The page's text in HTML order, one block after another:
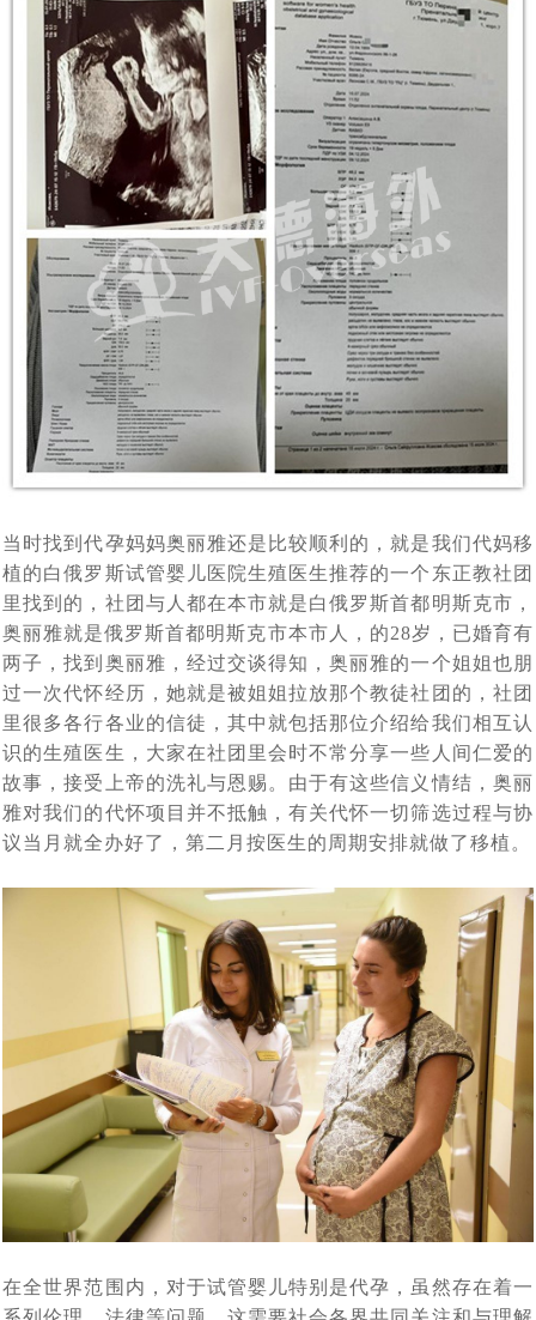
[2024-04-08]
管婴儿一对常女士夫妇成功怀孕了 [2024-04-01]
刚刚检查显示胎儿已经三个月了，这对“夫妻”赴俄罗斯试
管助孕，男士在找卵妹借卵，女士找精卵银行借精
03-25]
又有一波夫妻要赴俄罗斯做试管婴儿了，他们已经抵达了
莫斯科在做促排卵 [2024-03-18]
20多岁的小夫妻，国内试管婴儿移植5未着床，如果是你
该如何应对 [2024-03-13]
陕西姑娘与南京小伙赴俄罗斯自卵代孕上周已经完成取
卵，取12枚卵子，9枚成熟 ，期待后续胚胎培育结果
[2024-03-06]
今天收到白俄罗斯方面妊娠成功消息，又有一对90后南京
夫妇在俄罗斯做试管婴儿再到白俄罗斯找代妈做代孕，终究
怀上了 [2024-02-19]
北京青年与西安姑娘跨越三国、行程万里试管求子，没有
什么能挡住我们为人父母的梦想_白俄罗斯代孕 [2024-01-
29]
单身人群赴白俄罗斯代孕求子现状：买张机票就出发签证
都不用办_国外出生的孩子回出国上户口这样办 [2024-01-
外国人赴白俄罗斯代孕现状：法律是支持的，民众也是有
误解的 [2024-01-05]
莫斯科试管婴儿医院排名_在莫斯科的俄罗斯试管婴儿医
院家更靠谱 [2023-12-14]
白俄罗斯有启动免费预算体外受精计划，赴白俄罗斯做试
管婴儿或能省不少钱 [2023-12-11]
赴俄罗斯试管婴儿助孕的女性群体启动互帮模式：你帮我
挑代妈，我帮你看卵妹 [2023-11-17]
2023年中俄两国在加强经济贸易合作，同时还在医疗方面
签署医学领域合作意向书 [2023-11-02]
2023年11月10日正式落实中哈免签政策，为中国有赴海
的现象，生殖医生介绍说正常现象 [2023-10-09]
43年北京职场达人执着生育，带着父母一家三口二次赴俄
罗斯试管婴儿促排，开启单身求子之旅 [2023-09-25]
中国单身女性赴俄罗斯做试管婴儿单身求子：可以不要老
公，孩子得要一个 [2023-09-06]
做试管婴儿给我们带来了什么?45岁失独妈妈做俄罗斯试
管婴儿终好孕 [2023-07-12]
从千分之五到79.3%的活产率，俄罗斯第三代试管婴儿科
技助力实现双胞胎梦想 [2023-07-07]
我国已有100多万个“失独”家庭，俄罗斯代孕与试管婴儿合
力助孕生子抚慰失独之家 [2023-06-29]
格鲁吉亚格鲁吉亚总理提出禁止给外国人代孕，试管婴儿
技术备受关注 [2023-06-21]
北京姚女士夫妇带父赴俄罗斯做试管婴儿，一起见证解冻
3年前冻卵，冻卵16颗，解冻15颗，成功配成12颗 [2023-
06-13]
2023全球生育率均趋持续下跌态势，新的生育方式崛起
——试管婴儿与第三方代怀助您成功抱娃！ [2023-06-07]
改变命运！AMH仅为0.18的卵巢早衰女性，在俄罗斯试管
婴儿成功怀孕！ [2023-06-06]
北京31岁男子赴莫斯科做试管婴儿考察，俄罗斯代孕助孕
机结构提供全方位支持与协助 [2023-06-01]
该考虑了，独生子女的养老焦虑问题即将来临，现在赴俄
罗斯试管婴儿生个二胎三胎还来得及 [2023-05-29]
单身女士想先赴俄罗斯试管婴儿取卵，承诺自己三年内如
果结不了婚就单身求子，这样可行吗? [2023-05-22]
53岁绝经女性，如何逆袭自行生育_未婚单身大龄女性能
赴俄罗斯试管助孕生宝宝 [2023-04-27]
从美国试管婴儿诊所再现冷藏设备故障事件，解说库拉科
夫国家妇产围产医学研究中如何科学监管冻卵/胚 [2023-
04-18]
单身大龄女性做试管婴儿求子历程与养娃生活写照分享
[2023-03-30]
中国朋友选择赴俄罗斯试管婴儿生子，为什么成功抱娃有
保障，特别是试管婴儿费用民众能负担得起 [2023-03-28]
中国朋友试管婴儿历程：俄罗斯试管婴儿只为实现父母梦
[2023-03-27]
美国夫妇也来俄罗斯代怀求子，没有人和钱过意不去，俄
罗斯试管婴儿性价比真的很高 [2023-03-24]
借精生子，不失为一个好选择，您有想过赴俄罗斯做试管
婴儿吗 [2023-03-14]
热点：“父子三人连接患癌”引社会关注，生殖专家介绍俄
[2023-02-11]
赴俄罗斯试管婴儿，您最“怕”什么_常见顾虑全解
当时找到代孕妈妈奥丽雅还是比较顺利的，就是我们代妈移
植的白俄罗斯试管婴儿医院生殖医生推荐的一个东正教社团
里找到的，社团与人都在本市就是白俄罗斯首都明斯克市，
奥丽雅就是俄罗斯首都明斯克市本市人，的28岁，已婚育有
两子，找到奥丽雅，经过交谈得知，奥丽雅的一个姐姐也朋
过一次代怀经历，她就是被姐姐拉放那个教徒社团的，社团
里很多各行各业的信徒，其中就包括那位介绍给我们相互认
识的生殖医生，大家在社团里会时不常分享一些人间仁爱的
故事，接受上帝的洗礼与恩赐。由于有这些信义情结，奥丽
雅对我们的代怀项目并不抵触，有关代怀一切筛选过程与协
议当月就全办好了，第二月按医生的周期安排就做了移植。
在全世界范围内，对于试管婴儿特别是代孕，虽然存在着一